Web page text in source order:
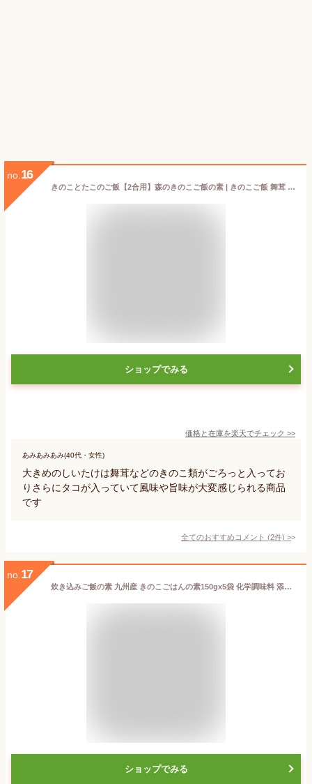
no. 16
きのことたこのご飯【2合用】森のきのこご飯の素 | きのこご飯 舞茸 しいたけ たこ たこ飯 炊き込みご飯 釜飯（メール便配送）
ショップでみる
価格と在庫を楽天でチェック >>
あみあみあみ(40代・女性)
大きめのしいたけは舞茸などのきのこ類がごろっと入ってお
りさらにタコが入っていて風味や旨味が大変感じられる商品
です
全てのおすすめコメント (2件) >
no. 17
炊き込みご飯の素 九州産 きのこごはんの素150gx5袋 化学調味料 添加物不使用 国産 ギフト 贈り物 ベストアメニティ
ショップでみる